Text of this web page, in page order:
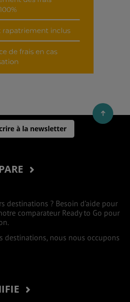
à la newsletter
destinations ? Besoin d’aide pour
comparateur Ready to Go pour
destinations, nous nous occupons